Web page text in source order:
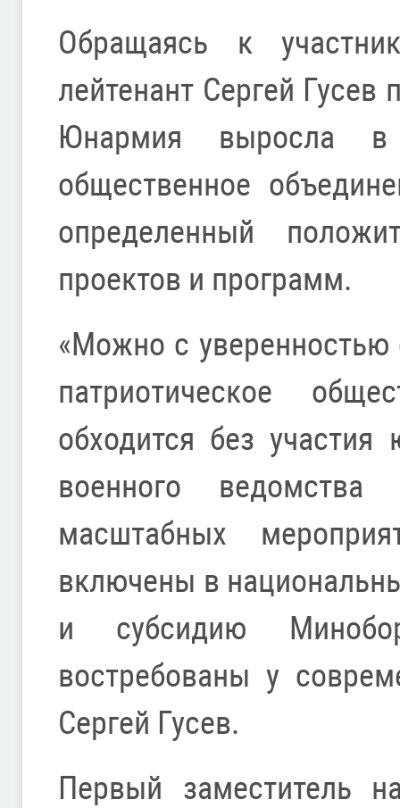
Обращаясь к
лейтенант Сергей Гусев
Юнармия выросла в
общественное
определенный
проектов и программ.
«Можно с уверенностью
патриотическое
обходится без
военного
масштабных
включены в
и субсидию
востребованы у
Сергей Гусев.
Первый заместитель